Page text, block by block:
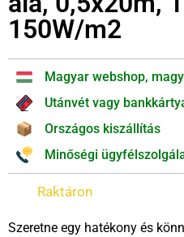
150W/m2
Magyar webshop,
Utánvét vagy
Országos kiszállítás
Minőségi
Raktáron
Szeretne egy hatékony és